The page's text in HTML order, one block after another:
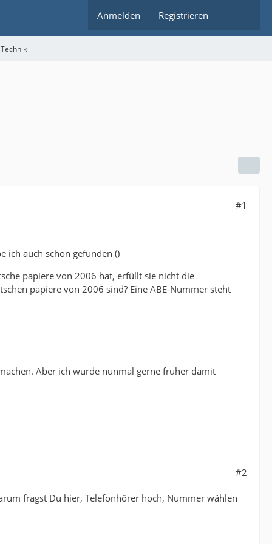
Anmelden Registrieren
#1
ich auch schon gefunden ()
papiere von 2006 hat, erfüllt sie nicht die
papiere von 2006 sind? Eine ABE-Nummer steht
Aber ich würde nunmal gerne früher damit
#2
fragst Du hier, Telefonhörer hoch, Nummer wählen